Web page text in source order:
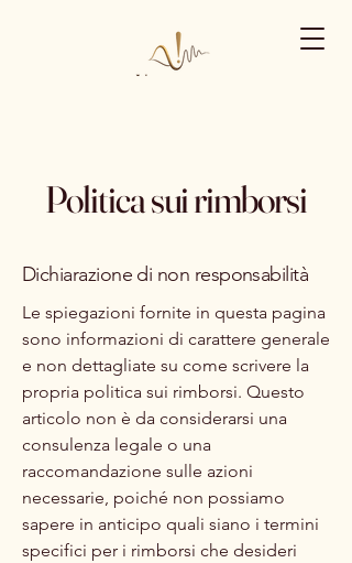
Politica sui rimborsi
Dichiarazione di non responsabilità
Le spiegazioni fornite in questa pagina
sono informazioni di carattere generale
e non dettagliate su come scrivere la
propria politica sui rimborsi. Questo
articolo non è da considerarsi una
consulenza legale o una
raccomandazione sulle azioni
necessarie, poiché non possiamo
sapere in anticipo quali siano i termini
specifici per i rimborsi che desideri